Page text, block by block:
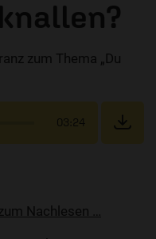
zum Thema „Du
03:24
Nachlesen …